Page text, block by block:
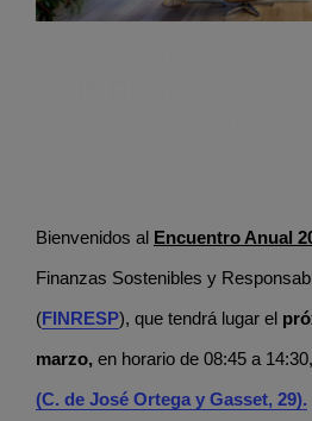
Bienvenidos al Encuentro Anual
Finanzas Sostenibles y
(FINRESP), que tendrá lugar el
marzo, en horario de 08:45 a
(C. de José Ortega y Gasset, 29).